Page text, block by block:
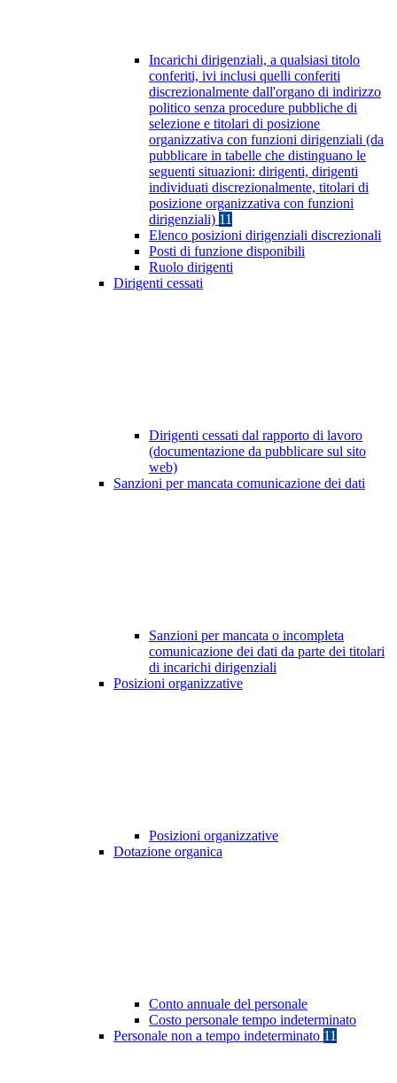
Incarichi dirigenziali, a qualsiasi titolo
conferiti, ivi inclusi quelli conferiti
discrezionalmente dall'organo di indirizzo
politico senza procedure pubbliche di
selezione e titolari di posizione
organizzativa con funzioni dirigenziali (da
pubblicare in tabelle che distinguano le
seguenti situazioni: dirigenti, dirigenti
individuati discrezionalmente, titolari di
posizione organizzativa con funzioni
dirigenziali) 11
Elenco posizioni dirigenziali discrezionali
Posti di funzione disponibili
Ruolo dirigenti
Dirigenti cessati
Dirigenti cessati dal rapporto di lavoro
(documentazione da pubblicare sul sito
web)
Sanzioni per mancata comunicazione dei dati
Sanzioni per mancata o incompleta
comunicazione dei dati da parte dei titolari
di incarichi dirigenziali
Posizioni organizzative
Posizioni organizzative
Dotazione organica
Conto annuale del personale
Costo personale tempo indeterminato
Personale non a tempo indeterminato 11